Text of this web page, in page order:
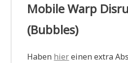
Mobile Warp
(Bubbles)
Haben hiereinen extra